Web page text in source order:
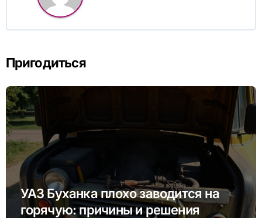
Пригодиться
УАЗ Буханка плохо заводится на
горячую: причины и решения